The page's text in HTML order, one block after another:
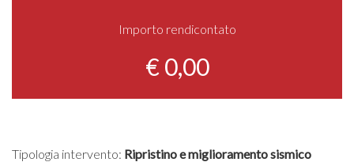
Importo rendicontato
€ 0,00
Tipologia intervento: Ripristino e miglioramento sismico